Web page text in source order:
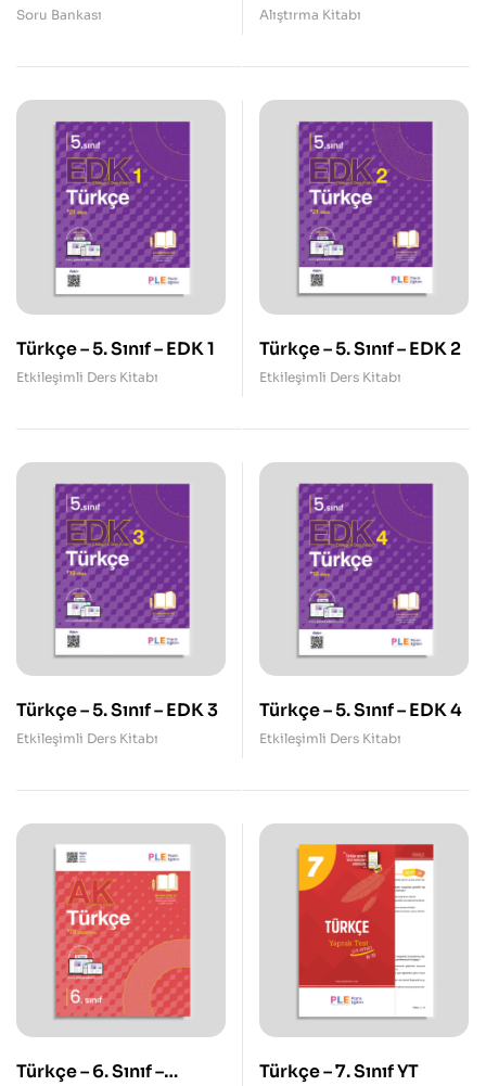
Soru Bankası
Alıştırma Kitabı
Alıştırma Kitabı
Türkçe – 5. Sınıf – EDK 1
Etkileşimli Ders Kitabı
Türkçe – 5. Sınıf – EDK 2
Etkileşimli Ders Kitabı
Türkçe – 5. Sınıf – EDK 3
Etkileşimli Ders Kitabı
Türkçe – 5. Sınıf – EDK 4
Etkileşimli Ders Kitabı
Türkçe – 6. Sınıf –
Türkçe – 7. Sınıf YT